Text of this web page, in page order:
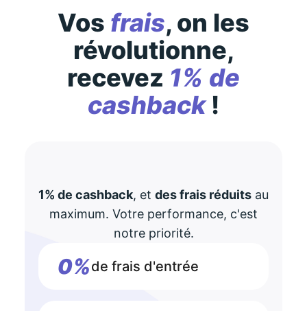
Vos frais, on les
révolutionne,
recevez 1% de
cashback!
1% de cashback, et des frais réduits au
maximum. Votre performance, c'est
notre priorité.
0%de frais d'entrée